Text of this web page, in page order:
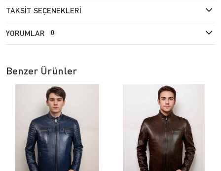
TAKSIT SEÇENEKLERI
YORUMLAR 0
Benzer Ürünler